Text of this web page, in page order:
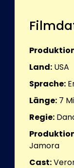
Land: USA
Sprache:
Länge: 7
Regie:
Jamora
Cast: